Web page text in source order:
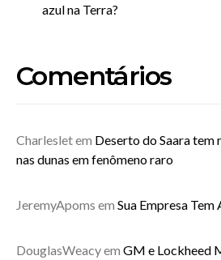
azul na Terra?
Comentários
Charlesletem Deserto do Saara tem
nas dunas em fenômeno raro
JeremyApoms em Sua Empresa Tem
DouglasWeacyem GM e Lockheed